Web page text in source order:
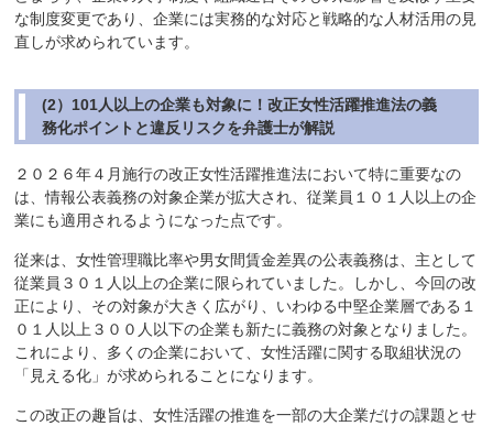
な制度変更であり、企業には実務的な対応と戦略的な人材活用の見
直しが求められています。
(2）101人以上の企業も対象に！改正女性活躍推進法の義
務化ポイントと違反リスクを弁護士が解説
２０２６年４月施行の改正女性活躍推進法において特に重要なの
は、情報公表義務の対象企業が拡大され、従業員１０１人以上の企
業にも適用されるようになった点です。
従来は、女性管理職比率や男女間賃金差異の公表義務は、主として
従業員３０１人以上の企業に限られていました。しかし、今回の改
正により、その対象が大きく広がり、いわゆる中堅企業層である１
０１人以上３００人以下の企業も新たに義務の対象となりました。
これにより、多くの企業において、女性活躍に関する取組状況の
「見える化」が求められることになります。
この改正の趣旨は、女性活躍の推進を一部の大企業だけの課題とせ